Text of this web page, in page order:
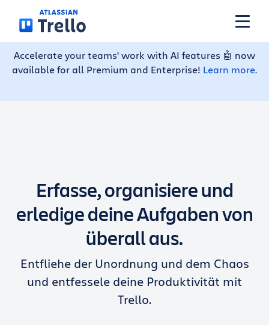
Weiter zum Hauptinhalt
Funktionen
Preise
Trello kostenlos nutzen
Accelerate your teams' work with AI features 🤖 now
available for all Premium and Enterprise! Learn more.
Erfasse, organisiere und
erledige deine Aufgaben von
überall aus.
Entfliehe der Unordnung und dem Chaos
und entfessele deine Produktivität mit
Trello.